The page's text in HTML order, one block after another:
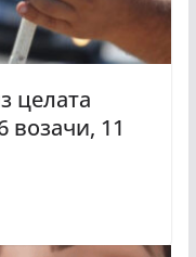
целата
возачи, 11